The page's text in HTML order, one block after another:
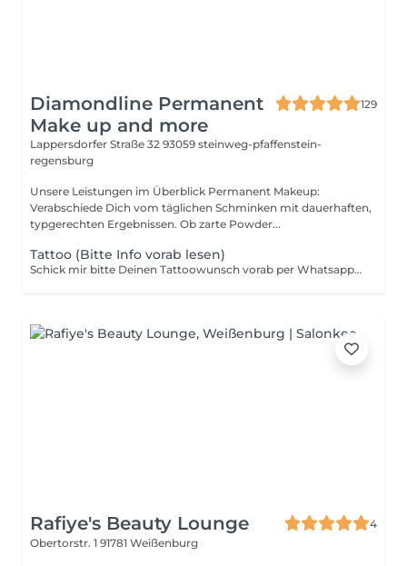
Diamondline Permanent
Make up and more
129
Lappersdorfer Straße 32 93059 steinweg-pfaffenstein-
regensburg
Unsere Leistungen im Überblick Permanent Makeup:
Verabschiede Dich vom täglichen Schminken mit dauerhaften,
typgerechten Ergebnissen. Ob zarte Powder...
Tattoo (Bitte Info vorab lesen)
Schick mir bitte Deinen Tattoowunsch vorab per Whatsapp 094138224969 zu, damit wir alles weitere besprechen können.
Rafiye's Beauty Lounge
4
Obertorstr. 1 91781 Weißenburg